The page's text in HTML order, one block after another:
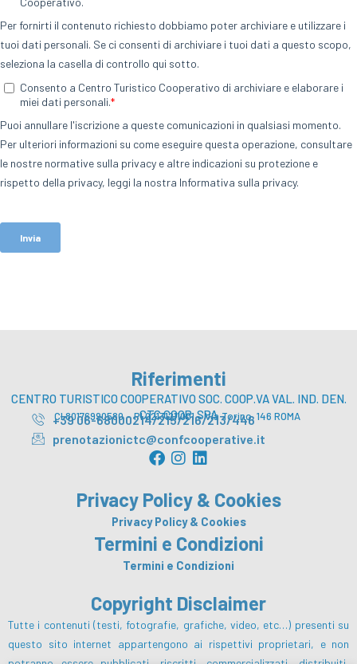
Riferimenti
CENTRO TURISTICO COOPERATIVO SOC. COOP.VA VAL. IND. DEN.
CTC COOP. SPA
CI 80176990580 – PI 02131211001 – Via Torino, 146 ROMA
+39 06-68000214/215/216/213/446
prenotazionictc@confcooperative.it
F
a
e
b
o
o
k
I
t
a
g
r
a
L
k
e
d
i
n
Privacy Policy & Cookies
Privacy Policy & Cookies
Termini e Condizioni
Termini e Condizioni
Copyright Disclaimer
Tutte i contenuti (testi, fotografie, grafiche, video, etc…) presenti su
questo sito internet appartengono ai rispettivi proprietari, e non